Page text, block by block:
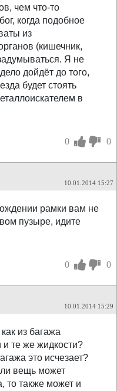
чем что-то
когда подобное
из
(кишечник,
Я не
дойдёт до того,
будет стоять
в
0 0
10.01.2014 15:27
рамки вам не
пузыре, идите
0 0
10.01.2014 15:29
из багажа
те же жидкости?
это исчезает?
вещь может
то также может и